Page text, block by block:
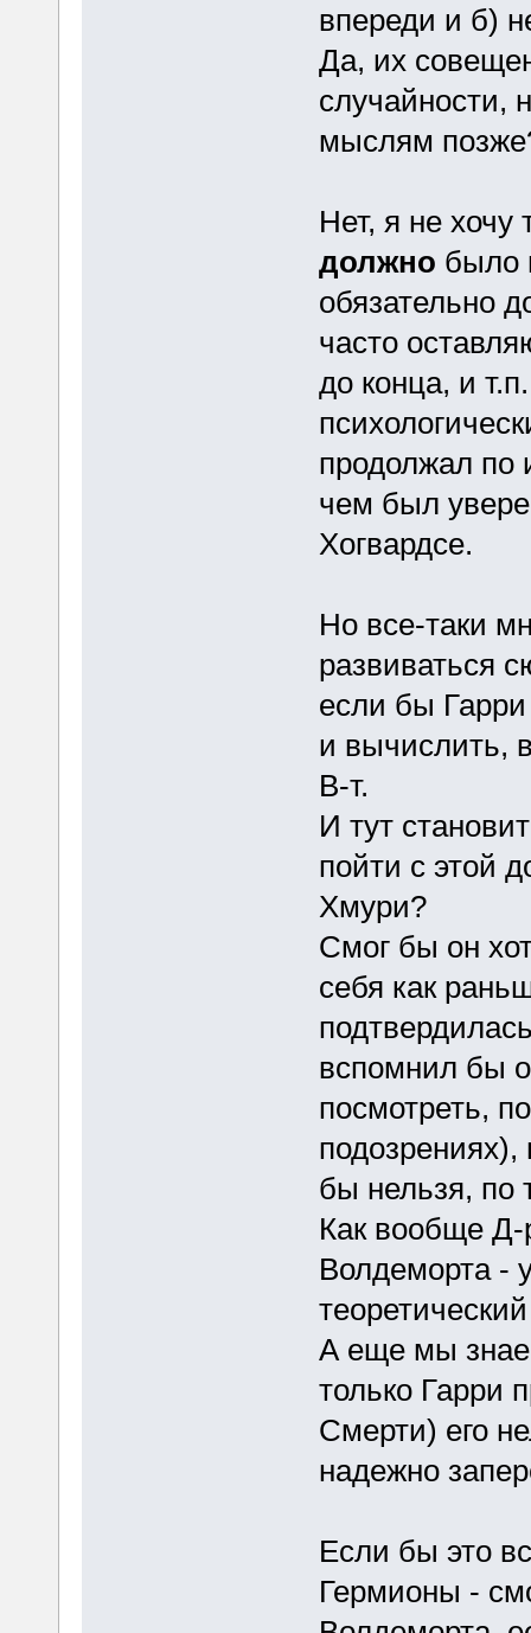
впереди и б)
Да, их
случайности,
мыслям
Нет, я не хочу
должно было
обязательно
часто
до конца, и
продолжал по
чем был
Хогвардсе.
Но все-таки
развиваться
если бы
и вычислить,
В-т.
И тут
пойти с этой
Хмури?
Смог бы он
себя как
вспомнил бы о
посмотреть,
подозрениях),
бы нельзя, по
Как вообще Д-
Волдеморта -
А еще мы
только Гарри
Смерти) его
надежно
Если бы это
Гермионы -